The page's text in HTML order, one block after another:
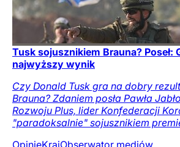
Tusk sojusznikiem Brauna? Poseł:
najwyższy wynik
Czy Donald Tusk gra na dobry
Brauna? Zdaniem posła Pawła
Rozwoju Plus, lider Konfederacji
"paradoksalnie" sojusznikiem
OpinieKrajObserwator mediów